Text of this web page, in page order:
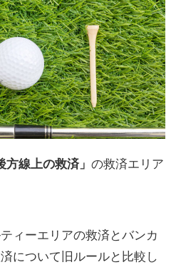
方線上の救済」 の救済エリア
ィーエリアの救済とバンカ
について旧ルールと比較し